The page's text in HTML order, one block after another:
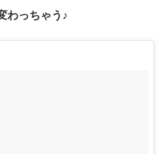
わっちゃう♪